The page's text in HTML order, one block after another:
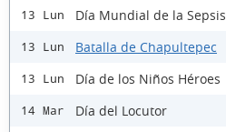
13 Lun Día Mundial de la Sepsis
13 Lun Batalla de Chapultepec
13 Lun Día de los Niños Héroes
14 Mar Día del Locutor